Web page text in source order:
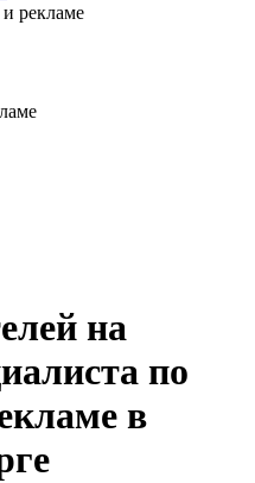
рекламе
на
по
в